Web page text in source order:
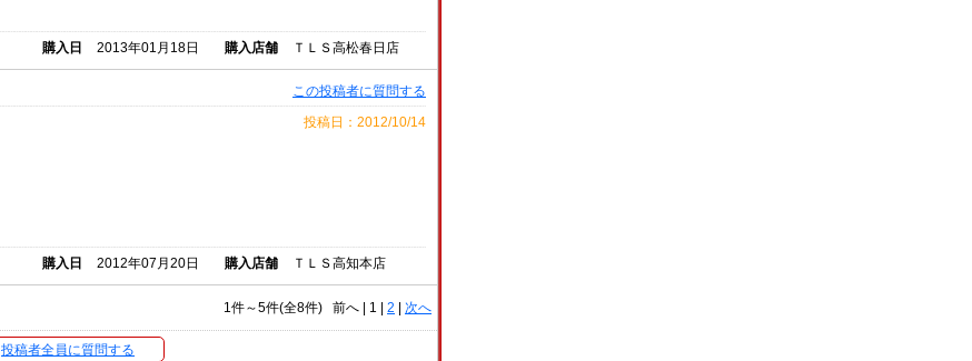
購入日 2013年01月18日 購入店舗 ＴＬＳ高松春日店
この投稿者に質問する
投稿日：2012/10/14
購入日 2012年07月20日 購入店舗 ＴＬＳ高知本店
1件～5件(全8件) 前へ 1 | 2 次へ
投稿者全員に質問する